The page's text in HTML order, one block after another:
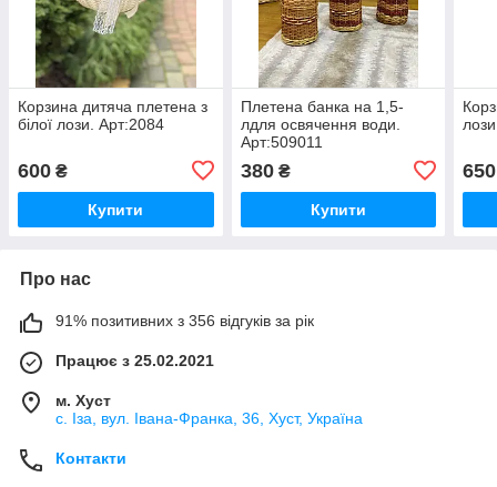
Корзина дитяча плетена з
білої лози. Арт:2084
600 ₴
Купити
Плетена банка на 1,5-
лдля освячення води.
Арт:509011
380₴
Купити
650
Про нас
91% позитивних з 356 відгуків за рік
Працює з 25.02.2021
м. Хуст
с. Іза, вул. Івана-Франка, 36, Хуст, Україна
Контакти